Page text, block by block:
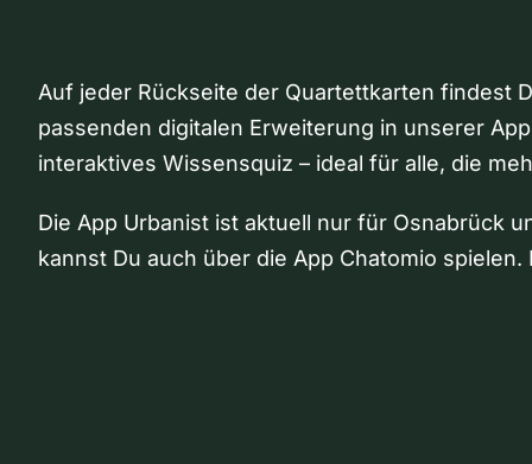
Auf jeder Rückseite der Quartettkarten findest
passenden digitalen Erweiterung in unserer
interaktives Wissensquiz – ideal für alle, die
Die App Urbanist ist aktuell nur für Osnabrück
kannst Du auch über die App Chatomio